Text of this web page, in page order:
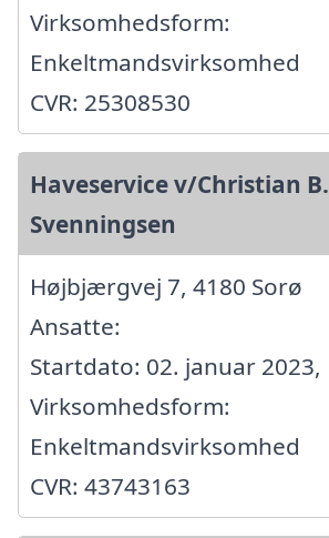
Virksomhedsform:
Enkeltmandsvirksomhed
CVR: 25308530
Haveservice v/Christian B.
Svenningsen
Højbjærgvej 7, 4180 Sorø
Ansatte:
Startdato: 02. januar 2023,
Virksomhedsform:
Enkeltmandsvirksomhed
CVR: 43743163